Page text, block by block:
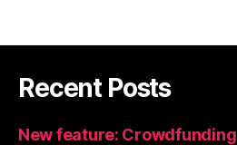
Recent Posts
New feature: Crowdfunding